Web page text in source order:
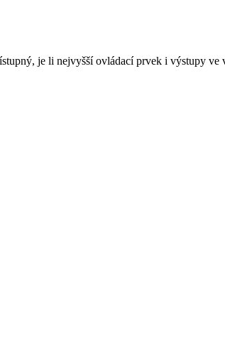
je li nejvyšší ovládací prvek i výstupy